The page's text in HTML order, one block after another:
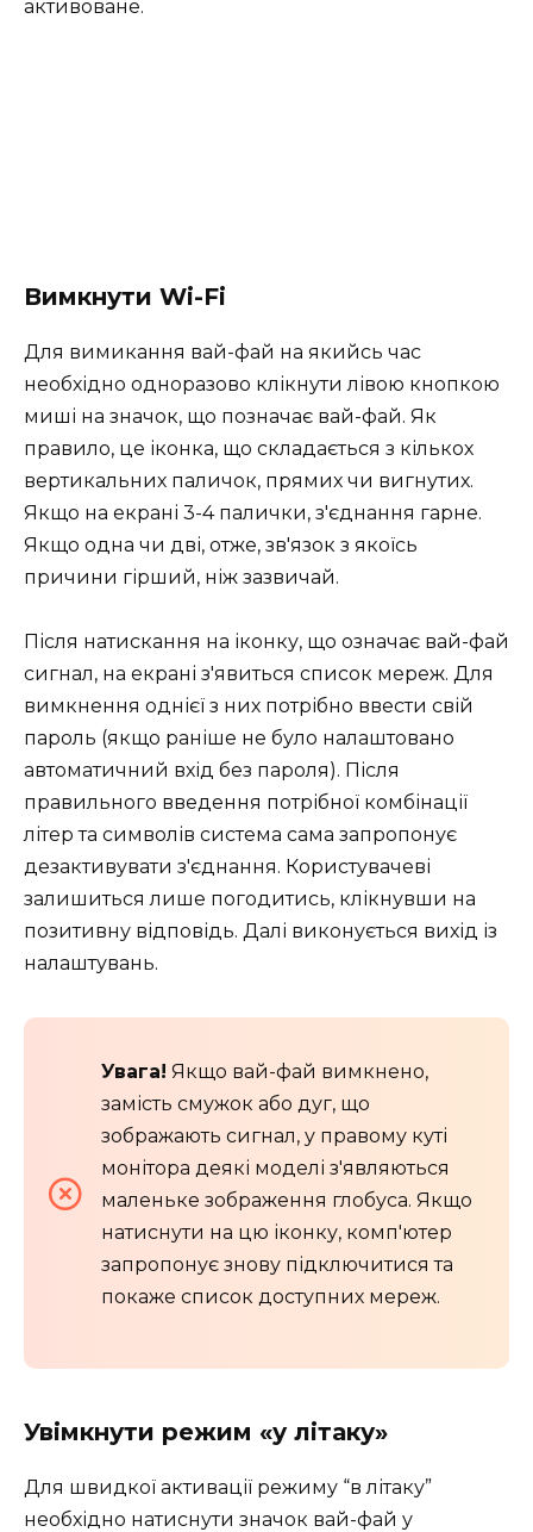
активоване.
Вимкнути Wi-Fi
Для вимикання вай-фай на якийсь час
необхідно одноразово клікнути лівою кнопкою
миші на значок, що позначає вай-фай. Як
правило, це іконка, що складається з кількох
вертикальних паличок, прямих чи вигнутих.
Якщо на екрані 3-4 палички, з'єднання гарне.
Якщо одна чи дві, отже, зв'язок з якоїсь
причини гірший, ніж зазвичай.
Після натискання на іконку, що означає вай-фай
сигнал, на екрані з'явиться список мереж. Для
вимкнення однієї з них потрібно ввести свій
пароль (якщо раніше не було налаштовано
автоматичний вхід без пароля). Після
правильного введення потрібної комбінації
літер та символів система сама запропонує
дезактивувати з'єднання. Користувачеві
залишиться лише погодитись, клікнувши на
позитивну відповідь. Далі виконується вихід із
налаштувань.
Увага! Якщо вай-фай вимкнено,
замість смужок або дуг, що
зображають сигнал, у правому куті
монітора деякі моделі з'являються
маленьке зображення глобуса. Якщо
натиснути на цю іконку, комп'ютер
запропонує знову підключитися та
покаже список доступних мереж.
Увімкнути режим «у літаку»
Для швидкої активації режиму “в літаку”
необхідно натиснути значок вай-фай у